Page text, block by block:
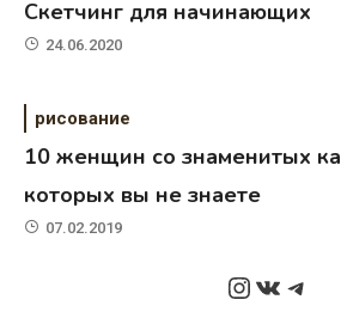
Скетчинг для начинающих
24.06.2020
рисование
10 женщин со знаменитых
которых вы не знаете
07.02.2019
Instagram